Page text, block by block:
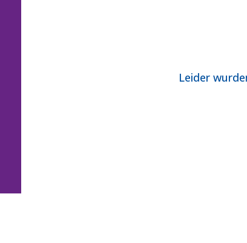
Leider